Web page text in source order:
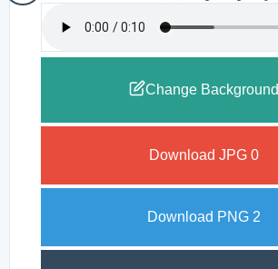
Change Background
Download JPG 0
Download PNG 2